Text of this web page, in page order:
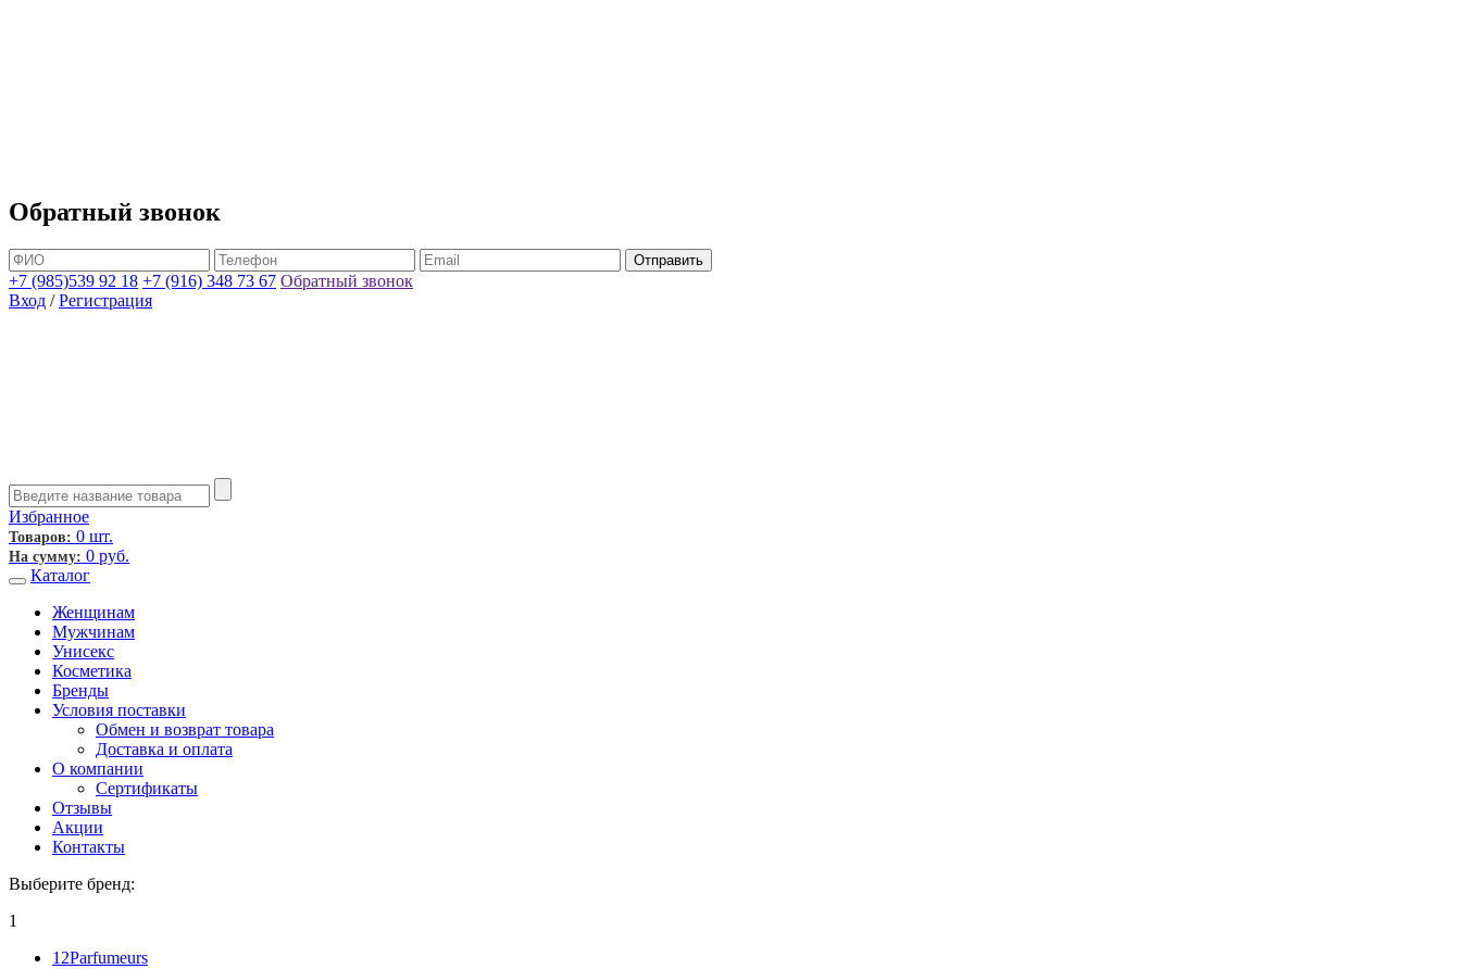
Обратный звонок
+7 (985)539 92 18 +7 (916) 348 73 67 Обратный звонок
Вход / Регистрация
Избранное
Товаров: 0 шт.
На сумму: 0 руб.
Каталог
Женщинам
Мужчинам
Унисекс
Косметика
Бренды
Условия поставки
Обмен и возврат товара
Доставка и оплата
О компании
Сертификаты
Отзывы
Акции
Контакты
Выберите бренд:
1
12Parfumeurs